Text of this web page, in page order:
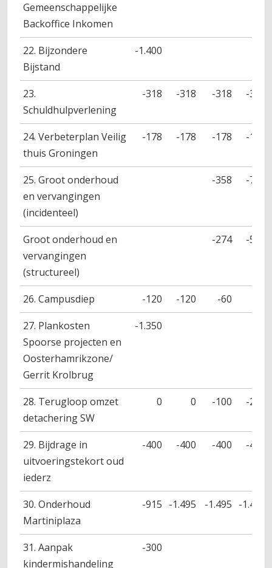
Gemeenschappelijke
Backoffice Inkomen
22. Bijzondere
Bijstand
-1.400
23.
Schuldhulpverlening
-318 -318 -318 -318
24. Verbeterplan Veilig
thuis Groningen
-178 -178 -178 -178
25. Groot onderhoud
en vervangingen
(incidenteel)
-358 -776
Groot onderhoud en
vervangingen
(structureel)
-274 -543
26. Campusdiep -120 -120
-60
27. Plankosten
Spoorse projecten en
Oosterhamrikzone/
Gerrit Krolbrug
-1.350
28. Terugloop omzet
detachering SW
0 0 -100 -200
29. Bijdrage in
uitvoeringstekort oud
iederz
-400 -400 -400 -400
30. Onderhoud
Martiniplaza
-915 -1.495 -1.495 -1.495
31. Aanpak
kindermishandeling
-300